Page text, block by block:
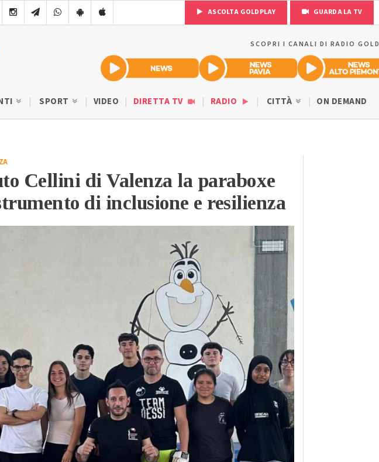
ASCOLTA GOLDPLAY GUARDA LA TV
SCOPRI I CANALI DI RADIO GOLD
SPORT VIDEO DIRETTA TV RADIO CITTÀ ON DEMAND
Cellini di Valenza la paraboxe
di inclusione e resilienza